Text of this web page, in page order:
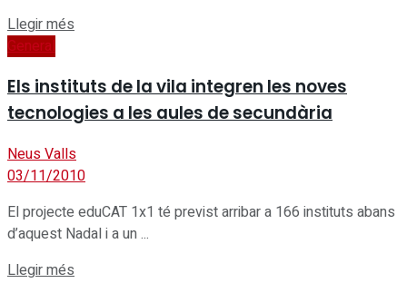
Llegir més
General
Els instituts de la vila integren les noves
tecnologies a les aules de secundària
Neus Valls
03/11/2010
El projecte eduCAT 1x1 té previst arribar a 166 instituts abans
d’aquest Nadal i a un ...
Llegir més